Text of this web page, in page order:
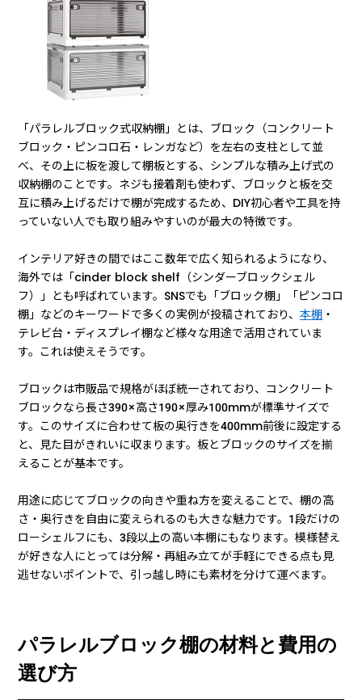
「パラレルブロック式収納棚」とは、ブロック（コンクリート
ブロック・ピンコロ石・レンガなど）を左右の支柱として並
べ、その上に板を渡して棚板とする、シンプルな積み上げ式の
収納棚のことです。ネジも接着剤も使わず、ブロックと板を交
互に積み上げるだけで棚が完成するため、DIY初心者や工具を持
っていない人でも取り組みやすいのが最大の特徴です。
インテリア好きの間ではここ数年で広く知られるようになり、
海外では「cinder block shelf（シンダーブロックシェル
フ）」とも呼ばれています。SNSでも「ブロック棚」「ピンコロ
棚」などのキーワードで多くの実例が投稿されており、本棚 ・
テレビ台・ディスプレイ棚など様々な用途で活用されていま
す。これは使えそうです。
ブロックは市販品で規格がほぼ統一されており、コンクリート
ブロックなら長さ390×高さ190×厚み100mmが標準サイズで
す。このサイズに合わせて板の奥行きを400mm前後に設定する
と、見た目がきれいに収まります。板とブロックのサイズを揃
えることが基本です。
用途に応じてブロックの向きや重ね方を変えることで、棚の高
さ・奥行きを自由に変えられるのも大きな魅力です。1段だけの
ローシェルフにも、3段以上の高い本棚にもなります。模様替え
が好きな人にとっては分解・再組み立てが手軽にできる点も見
逃せないポイントで、引っ越し時にも素材を分けて運べます。
パラレルブロック棚の材料と費用の
選び方